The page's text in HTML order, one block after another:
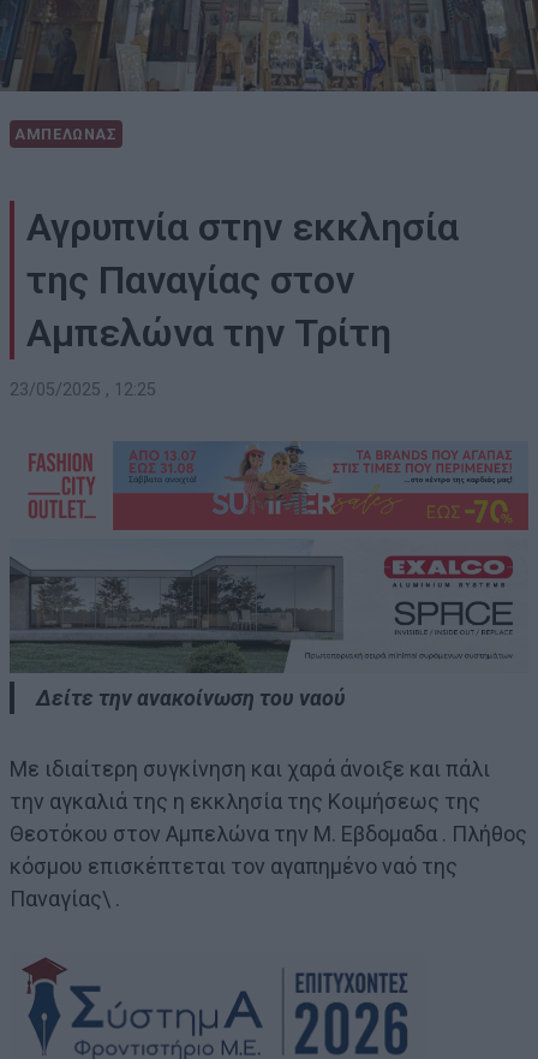
ΑΜΠΕΛΩΝΑΣ
Αγρυπνία στην εκκλησία
της Παναγίας στον
Αμπελώνα την Τρίτη
23/05/2025 , 12:25
Δείτε την ανακοίνωση του ναού
Με ιδιαίτερη συγκίνηση και χαρά άνοιξε και πάλι
την αγκαλιά της η εκκλησία της Κοιμήσεως της
Θεοτόκου στον Αμπελώνα την Μ. Εβδομαδα . Πλήθος
κόσμου επισκέπτεται τον αγαπημένο ναό της
Παναγίας\ .